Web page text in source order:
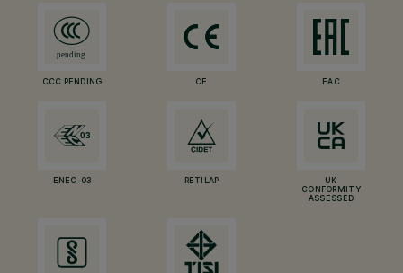
CCC PENDING CE EAC
ENEC-03 RETILAP
UK
CONFORMITY
ASSESSED